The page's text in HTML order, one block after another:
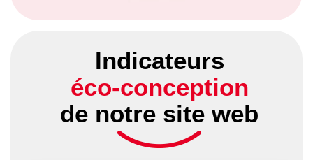
Indicateurs
éco-conception
de notre site web